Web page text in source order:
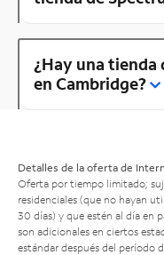
¿Hay una tienda
en Cambridge?
Detalles de la oferta de
Oferta por tiempo limitado;
residenciales (que no hayan
30 días) y que estén al día en
son adicionales en ciertos
estándar después del período